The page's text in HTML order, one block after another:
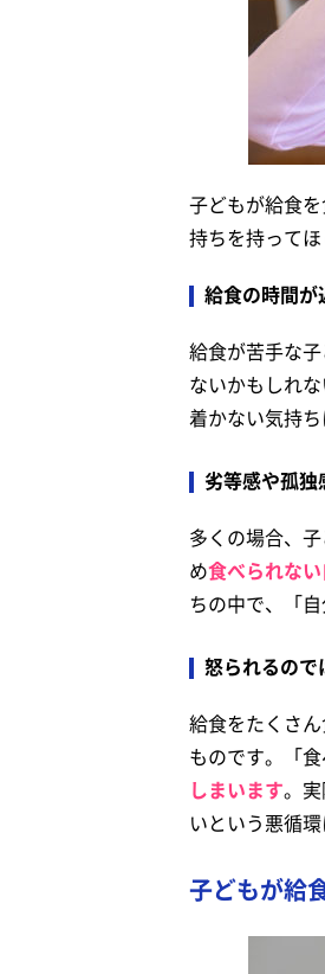
子どもが給食
持ちを持って
給食の時間が
給食が苦手な子
ないかもしれ
着かない気持ち
劣等感や孤独
多くの場合、
め食べられな
ちの中で、「
怒られるので
給食をたくさ
ものです。「
しまいます。
いという悪循
子どもが給